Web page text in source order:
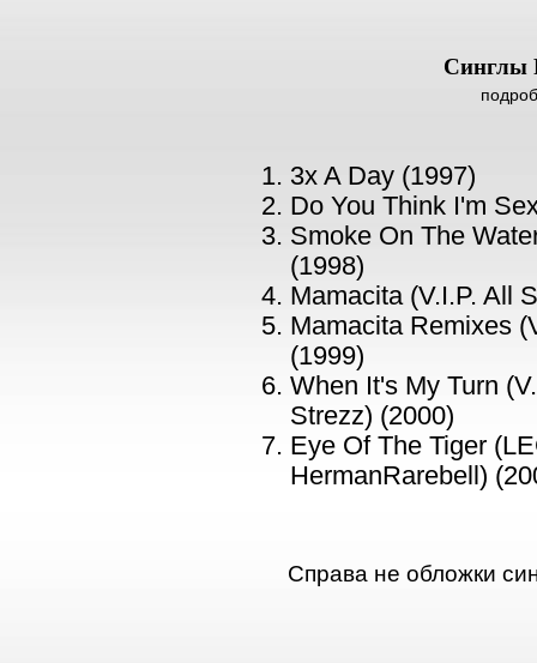
Cинглы
3x A Day (1997)
Do You Think I'm
Smoke On The
(1998)
Mamacita (V.I.P. All
Mamacita Remixes
(1999)
When It's My Turn
Strezz) (2000)
Eye Of The Tiger
HermanRarebell)
Справа не обложки